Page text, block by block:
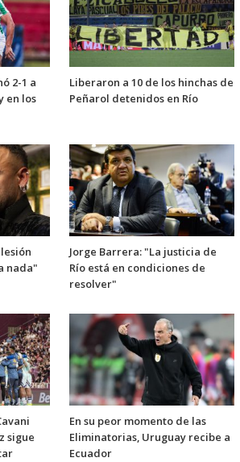
2-1 a
en los
Liberaron a 10 de los hinchas de
Peñarol detenidos en Río
nada"
Jorge Barrera: "La justicia de
Río está en condiciones de
resolver"
sigue
En su peor momento de las
Eliminatorias, Uruguay recibe a
Ecuador